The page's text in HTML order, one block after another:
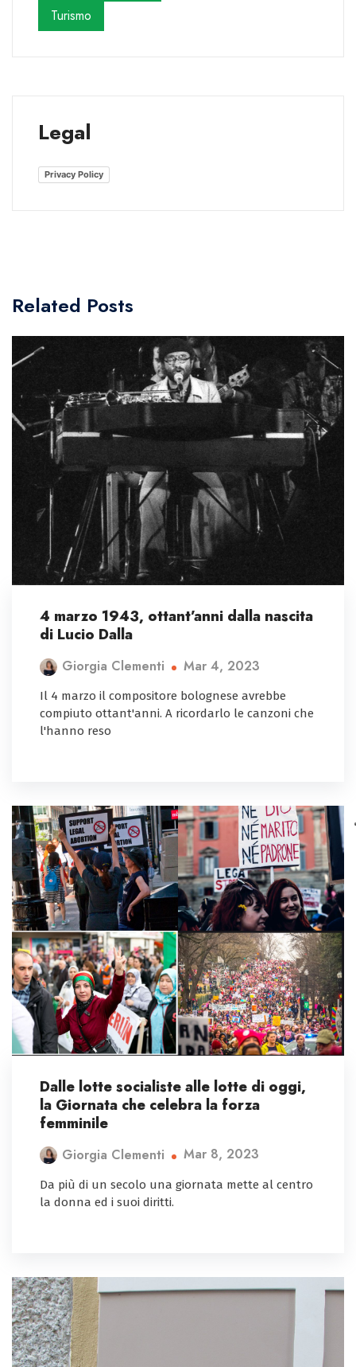
Turismo
Legal
Privacy Policy
Related Posts
4 marzo 1943, ottant’anni dalla nascita
di Lucio Dalla
Giorgia Clementi Mar 4, 2023
Il 4 marzo il compositore bolognese avrebbe
compiuto ottant'anni. A ricordarlo le canzoni che
l'hanno reso
Dalle lotte socialiste alle lotte di oggi,
la Giornata che celebra la forza
femminile
Giorgia Clementi Mar 8, 2023
Da più di un secolo una giornata mette al centro
la donna ed i suoi diritti.